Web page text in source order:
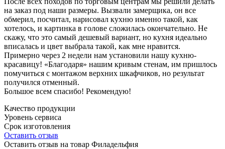
на заказ под наши размеры. Вызвали замерщика, он все
обмерил, посчитал, нарисовал кухню именно такой, как
хотелось, и картинка в голове сложилась окончательно. Не
скажу, что это самый дешевый вариант, но кухня идеально
вписалась и цвет выбрала такой, как мне нравится.
Примерно через 2 недели нам установили нашу кухню-
красавицу! «Благодаря» нашим кривым стенам, им пришлось
помучиться с монтажом верхних шкафчиков, но результат
получился отменный.
Большое всем спасибо! Рекомендую!
Качество продукции
Уровень сервиса
Срок изготовления
Оставить отзыв
Оставить отзыв на товар Филадельфия